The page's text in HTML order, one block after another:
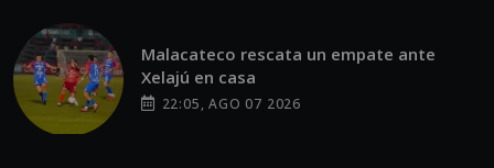
Malacateco rescata un empate ante
Xelajú en casa
22:05, AGO 07 2026